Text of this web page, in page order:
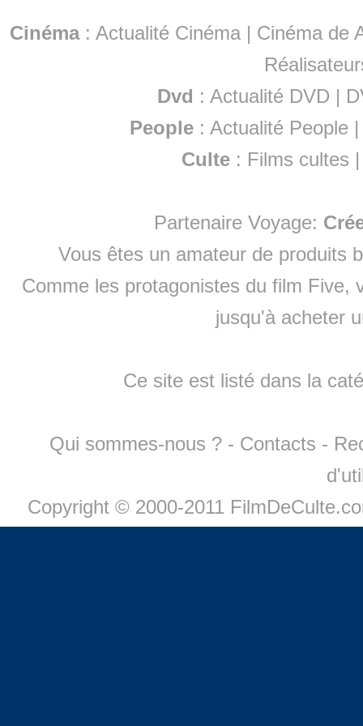
Cinéma: Actualité Cinéma | Cinéma de
Dvd : Actualité DVD |
People :Actualité People
Culte : Films cultes
Partenaire Voyage:
Vous êtes un amateur de produits
Comme les protagonistes du film Five,
jusqu'à acheter
Ce site est listé dans la
Qui sommes-nous ? - Contacts -
Copyright © 2000-2011